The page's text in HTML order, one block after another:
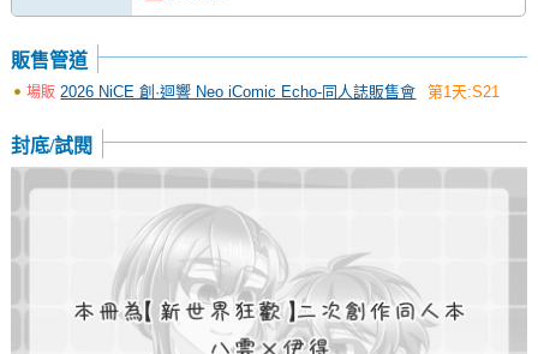
販售管道
場販 2026 NiCE 創·迴響 Neo iComic Echo-同人誌販售會 第1天:S21
封底/試閱